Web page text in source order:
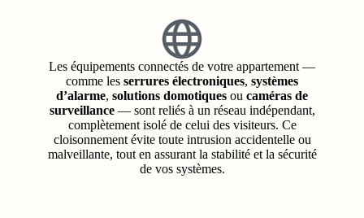
Les équipements connectés de votre appartement —
comme les serrures électroniques, systèmes
d’alarme, solutions domotiques ou caméras de
surveillance— sont reliés à un réseau indépendant,
complètement isolé de celui des visiteurs. Ce
cloisonnement évite toute intrusion accidentelle ou
malveillante, tout en assurant la stabilité et la sécurité
de vos systèmes.